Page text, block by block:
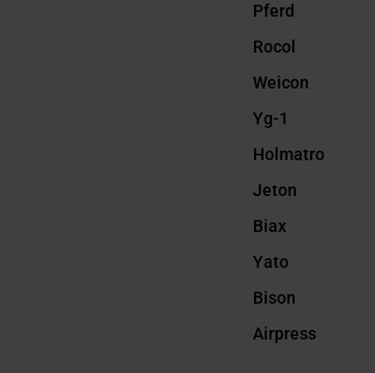
Pferd
Rocol
Weicon
Yg-1
Holmatro
Jeton
Biax
Yato
Bison
Airpress